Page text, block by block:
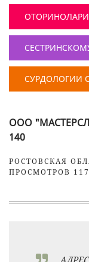
СУРДОЛОГИИ
ООО
140
РОСТОВСКАЯ
ПРОСМОТРОВ